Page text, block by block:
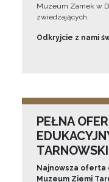
Muzeum Zamek w
zwiedzających.
Odkryjcie z nami
PEŁNA
Najnowsza oferta
Muzeum Ziemi